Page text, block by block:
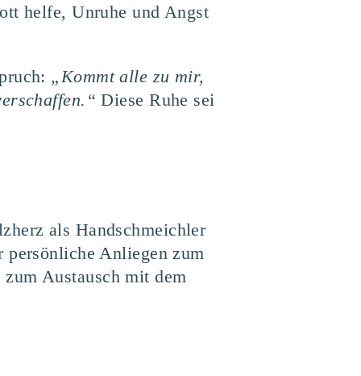
helfe, Unruhe und Angst
„Kommt alle zu mir,
Diese Ruhe sei
als Handschmeichler
persönliche Anliegen zum
Austausch mit dem